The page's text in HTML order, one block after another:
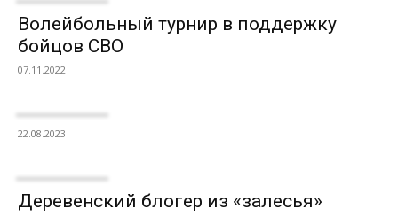
Волейбольный турнир в поддержку
бойцов СВО
07.11.2022
22.08.2023
Деревенский блогер из «залесья»